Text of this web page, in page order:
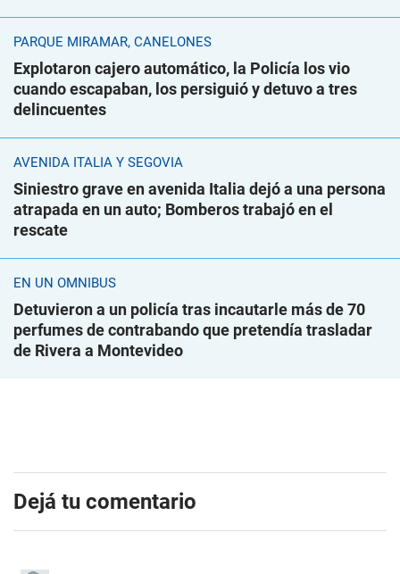
PARQUE MIRAMAR, CANELONES
Explotaron cajero automático, la Policía los vio
cuando escapaban, los persiguió y detuvo a tres
delincuentes
AVENIDA ITALIA Y SEGOVIA
Siniestro grave en avenida Italia dejó a una persona
atrapada en un auto; Bomberos trabajó en el
rescate
EN UN ÓMNIBUS
Detuvieron a un policía tras incautarle más de 70
perfumes de contrabando que pretendía trasladar
de Rivera a Montevideo
Dejá tu comentario